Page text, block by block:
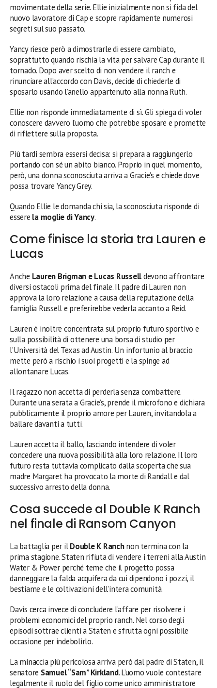
movimentate della serie. Ellie inizialmente non si fida del
nuovo lavoratore di Cap e scopre rapidamente numerosi
segreti sul suo passato.
Yancy riesce però a dimostrarle di essere cambiato,
soprattutto quando rischia la vita per salvare Cap durante il
tornado. Dopo aver scelto di non vendere il ranch e
rinunciare all’accordo con Davis, decide di chiederle di
sposarlo usando l’anello appartenuto alla nonna Ruth.
Ellie non risponde immediatamente di sì. Gli spiega di voler
conoscere davvero l’uomo che potrebbe sposare e promette
di riflettere sulla proposta.
Più tardi sembra essersi decisa: si prepara a raggiungerlo
portando con sé un abito bianco. Proprio in quel momento,
però, una donna sconosciuta arriva a Gracie’s e chiede dove
possa trovare Yancy Grey.
Quando Ellie le domanda chi sia, la sconosciuta risponde di
essere la moglie di Yancy.
Come finisce la storia tra Lauren e
Lucas
Anche Lauren Brigman e Lucas Russelldevono affrontare
diversi ostacoli prima del finale. Il padre di Lauren non
approva la loro relazione a causa della reputazione della
famiglia Russell e preferirebbe vederla accanto a Reid.
Lauren è inoltre concentrata sul proprio futuro sportivo e
sulla possibilità di ottenere una borsa di studio per
l’Università del Texas ad Austin. Un infortunio al braccio
mette però a rischio i suoi progetti e la spinge ad
allontanare Lucas.
Il ragazzo non accetta di perderla senza combattere.
Durante una serata a Gracie’s, prende il microfono e dichiara
pubblicamente il proprio amore per Lauren, invitandola a
ballare davanti a tutti.
Lauren accetta il ballo, lasciando intendere di voler
concedere una nuova possibilità alla loro relazione. Il loro
futuro resta tuttavia complicato dalla scoperta che sua
madre Margaret ha provocato la morte di Randall e dal
successivo arresto della donna.
Cosa succede al Double K Ranch
nel finale di Ransom Canyon
La battaglia per ilDouble K Ranchnon termina con la
prima stagione. Staten rifiuta di vendere i terreni alla Austin
Water & Power perché teme che il progetto possa
danneggiare la falda acquifera da cui dipendono i pozzi, il
bestiame e le coltivazioni dell’intera comunità.
Davis cerca invece di concludere l’affare per risolvere i
problemi economici del proprio ranch. Nel corso degli
episodi sottrae clienti a Staten e sfrutta ogni possibile
occasione per indebolirlo.
La minaccia più pericolosa arriva però dal padre di Staten, il
senatore Samuel “Sam” Kirkland. L’uomo vuole contestare
legalmente il ruolo del figlio come unico amministratore